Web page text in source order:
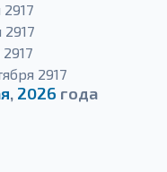
2917
, 2026 года